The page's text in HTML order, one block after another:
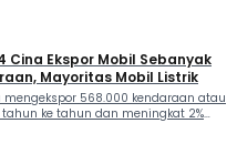
Cina Ekspor Mobil Sebanyak
Mayoritas Mobil Listrik
mengekspor 568.000 kendaraan atau
ke tahun dan meningkat 2%
inilah yang turut mengkerek data